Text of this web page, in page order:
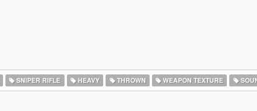
SNIPER RIFLE HEAVY THROWN WEAPON TEXTURE